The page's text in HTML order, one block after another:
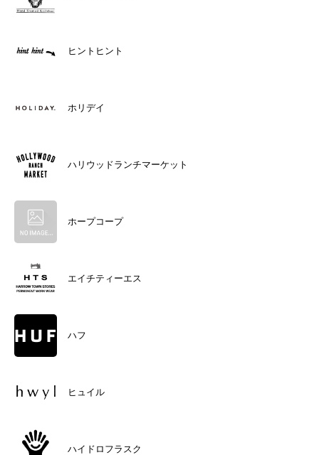
ヒントヒント
ホリデイ
ハリウッドランチマーケット
ホープコープ
エイチティーエス
ハフ
ヒュイル
ハイドロフラスク